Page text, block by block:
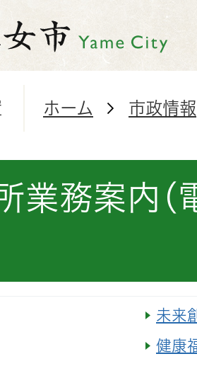
ホーム 市政情報
業務案内(
未来
健康